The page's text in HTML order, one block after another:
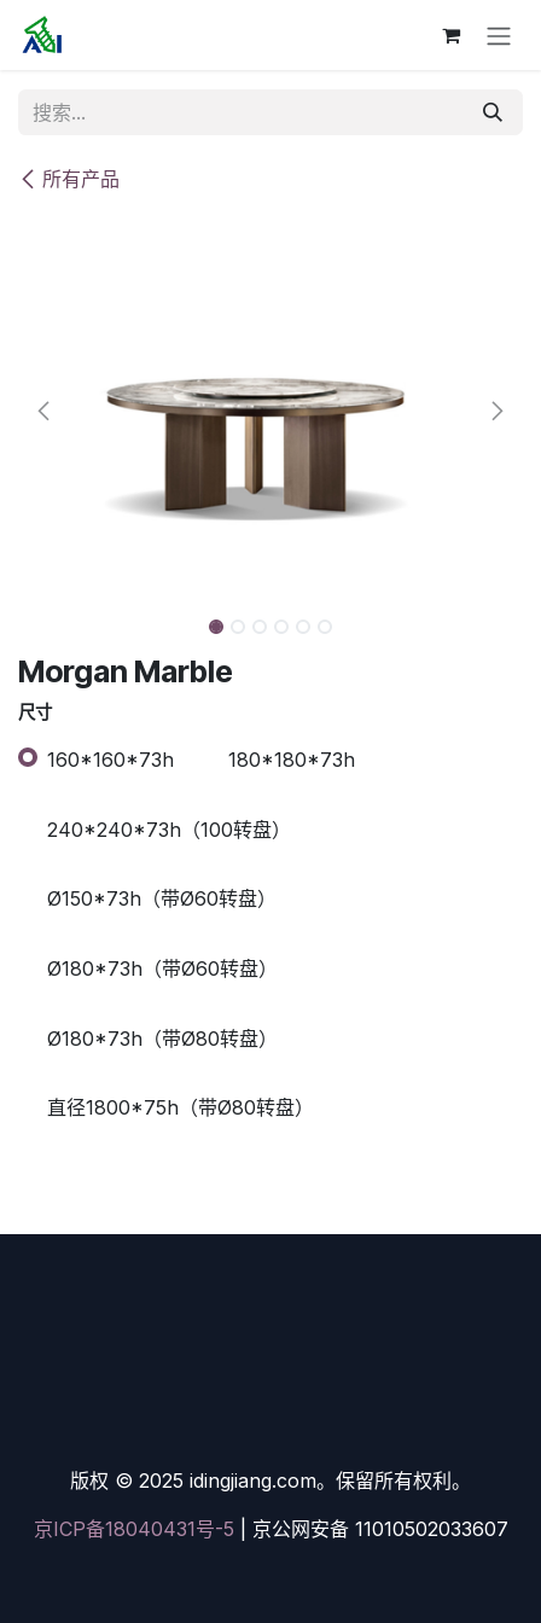
跳至内容
所有产品
Morgan Marble
尺寸
160*160*73h 180*180*73h
240*240*73h（100转盘）
Ø150*73h（带Ø60转盘）
Ø180*73h（带Ø60转盘）
Ø180*73h（带Ø80转盘）
直径1800*75h（带Ø80转盘）
版权 © 2025 idingjiang.com。保留所有权利。
京ICP备18040431号-5 | 京公网安备 11010502033607